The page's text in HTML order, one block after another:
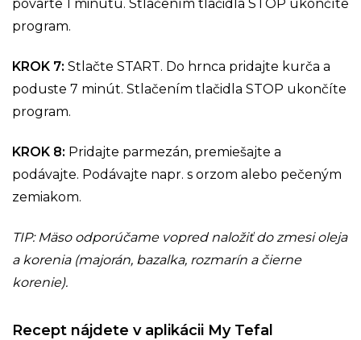
povarte 1 minútu. Stlačením tlačidla STOP ukončíte
program.
KROK 7: Stlačte START. Do hrnca pridajte kurča a
poduste 7 minút. Stlačením tlačidla STOP ukončíte
program.
KROK 8: Pridajte parmezán, premiešajte a
podávajte. Podávajte napr. s orzom alebo pečeným
zemiakom.
TIP: Mäso odporúčame vopred naložiť do zmesi oleja
a korenia (majorán, bazalka, rozmarín a čierne
korenie).
Recept nájdete v aplikácii My Tefal